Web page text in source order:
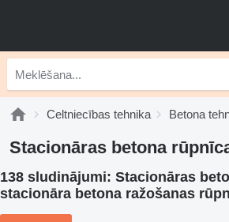
Celtniecības tehnika Betona
Stacionāras betona
138 sludinājumi: Stacionāras
stacionāra betona ražošanas